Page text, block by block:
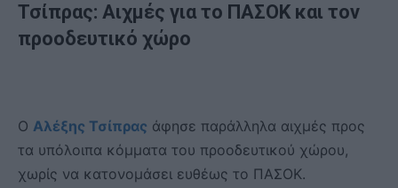
Τσίπρας: Αιχμές για το ΠΑΣΟΚ και τον
προοδευτικό χώρο
Ο Αλέξης Τσίπρας άφησε παράλληλα αιχμές προς
τα υπόλοιπα κόμματα του προοδευτικού χώρου,
χωρίς να κατονομάσει ευθέως το ΠΑΣΟΚ.